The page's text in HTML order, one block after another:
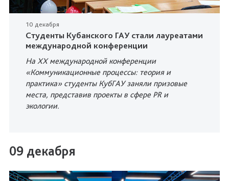
10 декабря
Студенты Кубанского ГАУ стали лауреатами
международной конференции
На XX международной конференции
«Коммуникационные процессы: теория и
практика» студенты КубГАУ заняли призовые
места, представив проекты в сфере PR и
экологии.
09 декабря